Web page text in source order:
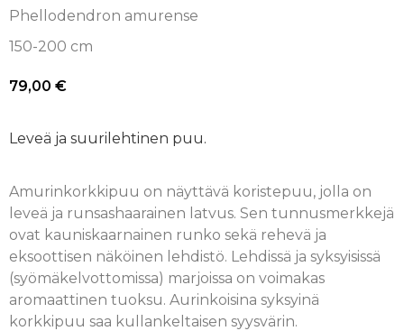
Phellodendron amurense
150-200 cm
79,00 €
Leveä ja suurilehtinen puu.
Amurinkorkkipuu on näyttävä koristepuu, jolla on
leveä ja runsashaarainen latvus. Sen tunnusmerkkejä
ovat kauniskaarnainen runko sekä rehevä ja
eksoottisen näköinen lehdistö. Lehdissä ja syksyisissä
(syömäkelvottomissa) marjoissa on voimakas
aromaattinen tuoksu. Aurinkoisina syksyinä
korkkipuu saa kullankeltaisen syysvärin.